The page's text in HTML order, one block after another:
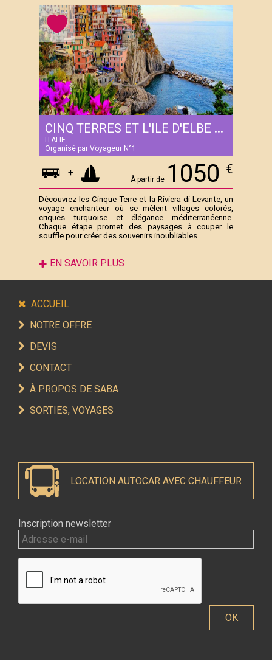
CINQ TERRES ET L'ILE D'ELBE - 5 JOURS
ITALIE
Organisé par Voyageur N°1
+
À partir de 1050 €
Découvrez les Cinque Terre et la Riviera di Levante, un
voyage enchanteur où se mêlent villages colorés,
criques turquoise et élégance méditerranéenne.
Chaque étape promet des paysages à couper le
souffle pour créer des souvenirs inoubliables.
EN SAVOIR PLUS
ACCUEIL
NOTRE OFFRE
DEVIS
CONTACT
À PROPOS DE SABA
SORTIES, VOYAGES
LOCATION AUTOCAR AVEC CHAUFFEUR
Inscription newsletter